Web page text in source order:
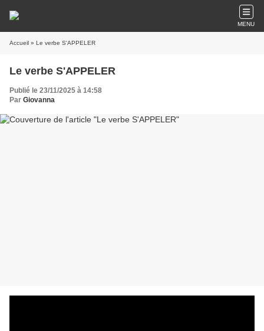
MENU
Accueil » Le verbe S'APPELER
Le verbe S'APPELER
Publié le 23/11/2025 à 14:58
Par Giovanna